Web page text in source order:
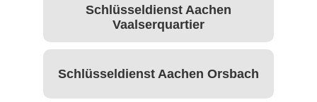
Schlüsseldienst Aachen
Vaalserquartier
Schlüsseldienst Aachen Orsbach